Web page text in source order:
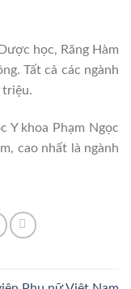
học, Răng Hàm
Tất cả các ngành
triệu.
Y khoa Phạm Ngọc
cao nhất là ngành